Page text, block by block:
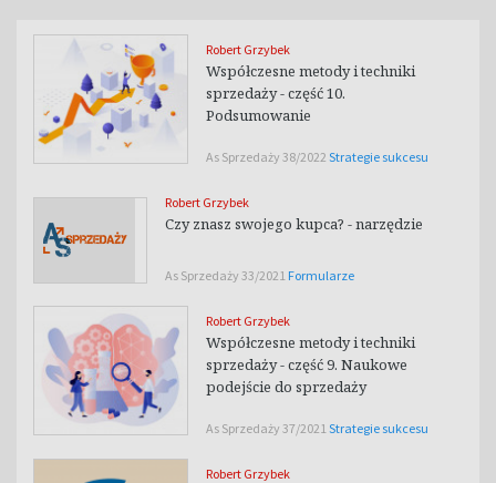
Robert Grzybek
Współczesne metody i techniki
sprzedaży - część 10.
Podsumowanie
As Sprzedaży 38/2022 Strategie sukcesu
Robert Grzybek
Czy znasz swojego kupca? - narzędzie
As Sprzedaży 33/2021 Formularze
Robert Grzybek
Współczesne metody i techniki
sprzedaży - część 9. Naukowe
podejście do sprzedaży
As Sprzedaży 37/2021 Strategie sukcesu
Robert Grzybek